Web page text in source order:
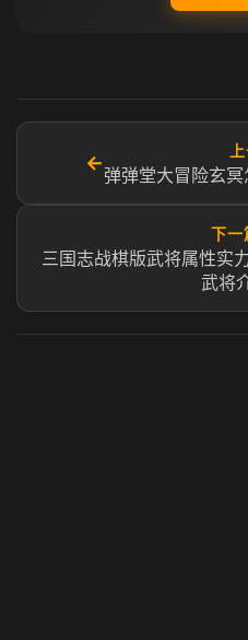
←
弹弹堂大冒险玄
下一
三国志战棋版武将属性实
武将